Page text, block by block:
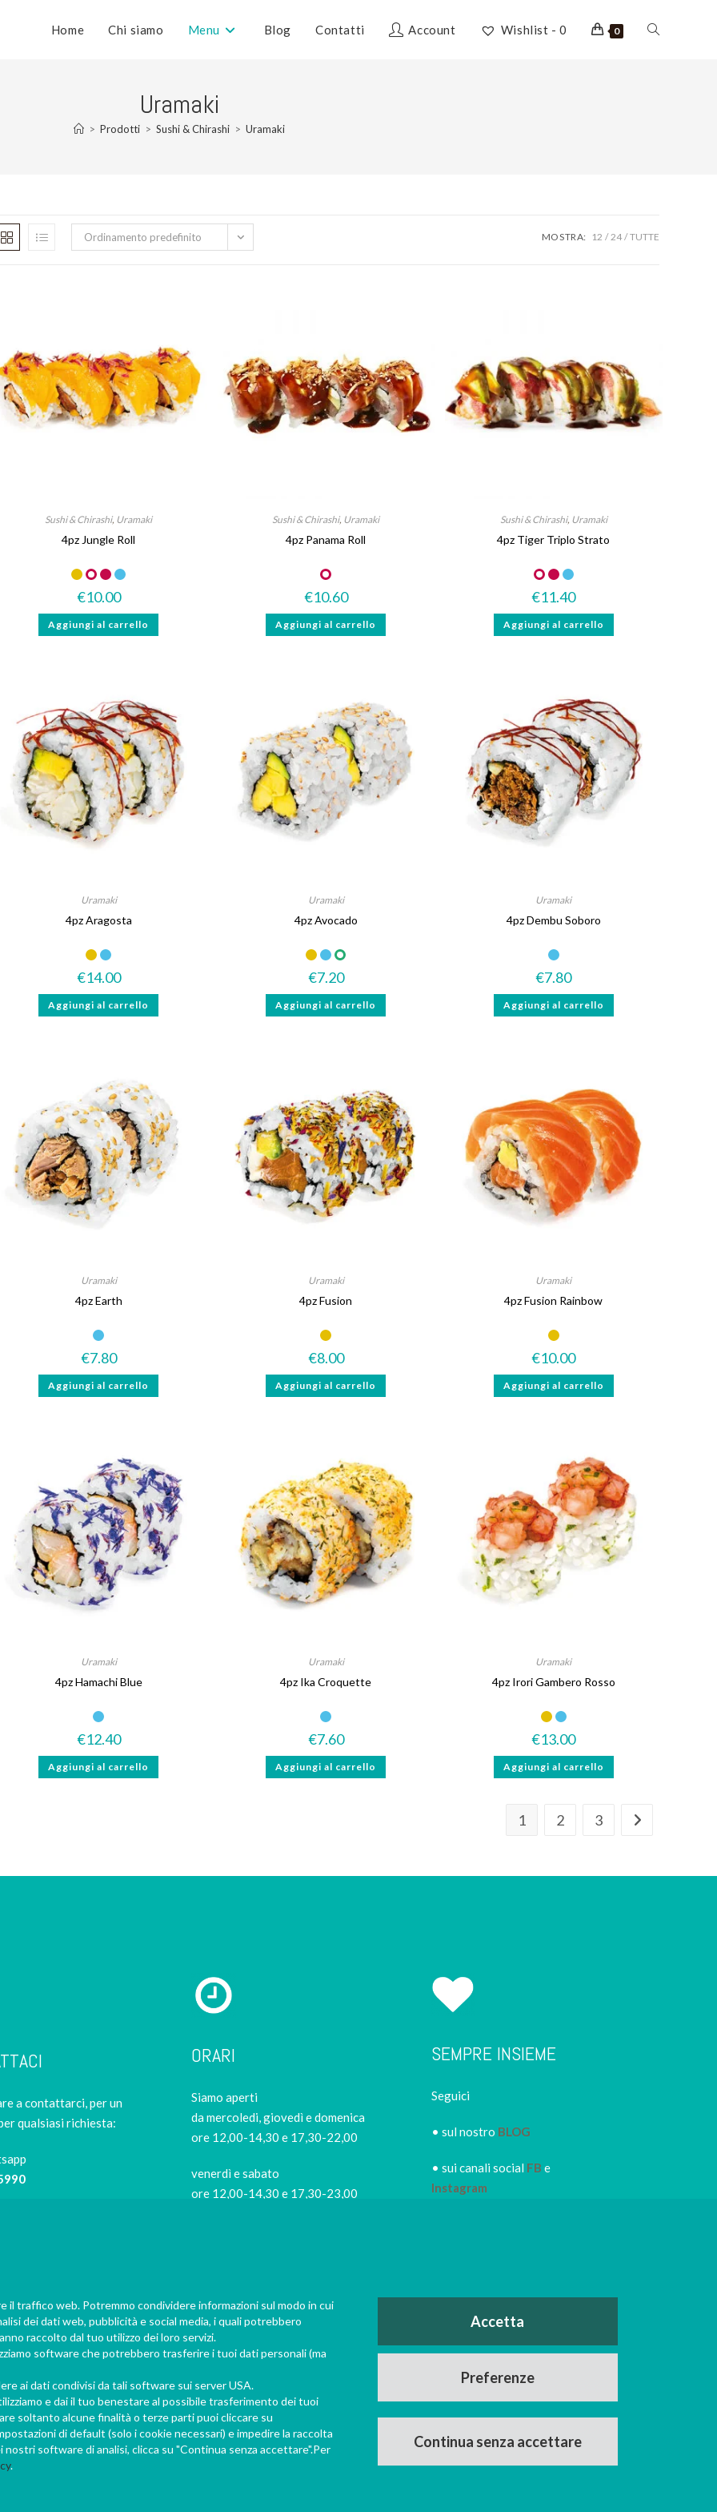
Home Chi siamo Menu Blog Contatti Account Wishlist - 0 0 Attiva/
Uramaki
> Prodotti > Sushi & Chirashi > Uramaki
Ordinamento predefinito MOSTRA: 12 24 TUTTE
Sushi & Chirashi, Uramaki
4pz Jungle Roll
€10.00
Aggiungi al carrello
Sushi & Chirashi, Uramaki
4pz Panama Roll
€10.60
Aggiungi al carrello
Sushi & Chirashi, Uramaki
4pz Tiger Triplo Strato
Novità
€11.40
Aggiungi al carrello
Uramaki
4pz Aragosta
€14.00
Aggiungi al carrello
Uramaki
4pz Avocado
€7.20
Aggiungi al carrello
Uramaki
4pz Dembu Soboro
€7.80
Aggiungi al carrello
Uramaki
4pz Earth
€7.80
Aggiungi al carrello
Uramaki
4pz Fusion
€8.00
Aggiungi al carrello
Uramaki
4pz Fusion Rainbow
€10.00
Aggiungi al carrello
Uramaki
4pz Hamachi Blue
€12.40
Aggiungi al carrello
Uramaki
4pz Ika Croquette
€7.60
Aggiungi al carrello
Uramaki
4pz Irori Gambero Rosso
€13.00
Aggiungi al carrello
1 2 3
a contattarci, per un
qualsiasi richiesta:
ORARI
Siamo aperti
da mercoledi, giovedì e domenica
ore 12,00-14,30 e 17,30-22,00
venerdì e sabato
ore 12,00-14,30 e 17,30-23,00
prenota la tua consegna almeno
1 ora prima del ritiro, 2 ore il venerdì e il
sabato sera.
SEMPRE INSIEME
Seguici
• sul nostro BLOG
• sui canali social FB e
Instagram
FacebookInstagram
il traffico web. Potremmo condividere informazioni sul modo in cui
dei dati web, pubblicità e social media, i quali potrebbero
raccolto dal tuo utilizzo dei loro servizi.
software che potrebbero trasferire i tuoi dati personali (ma
ai dati condivisi da tali software sui server USA.
e dai il tuo benestare al possibile trasferimento dei tuoi
soltanto alcune finalità o terze parti puoi cliccare su
di default (solo i cookie necessari) e impedire la raccolta
software di analisi, clicca su "Continua senza accettare".Per
.
Preferenze
Continua senza accettare
Accetta